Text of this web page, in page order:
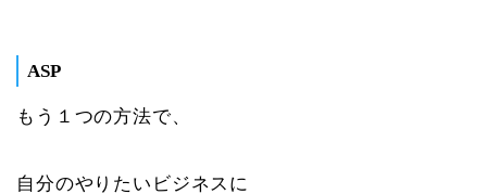
ASP
もう１つの方法で、
自分のやりたいビジネスに